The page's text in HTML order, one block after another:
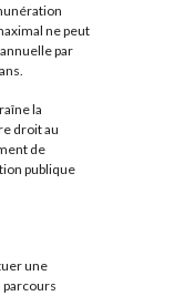
ne peut
par
la
droit au
de
publique
une
parcours